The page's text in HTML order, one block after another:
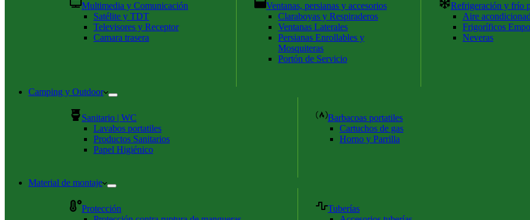
Multimedia y Comunicación
Satélite y TDT
Televisores y Receptor
Camara trasera
Ventanas, persianas y accesorios
Claraboyas y Respiraderos
Ventanas Laterales
Persianas Enrollables y
Mosquiteras
Portón de Servicio
Refrigeración y frío
Aire
Frigoríficos
Neveras
Camping y Outdoor
Sanitario | WC
Lavabos portatiles
Productos Sanitarios
Papel Higiénico
Barbacoas portatiles
Cartuchos de gas
Horno y Parrilla
Material de montaje
Protección
Tuberías